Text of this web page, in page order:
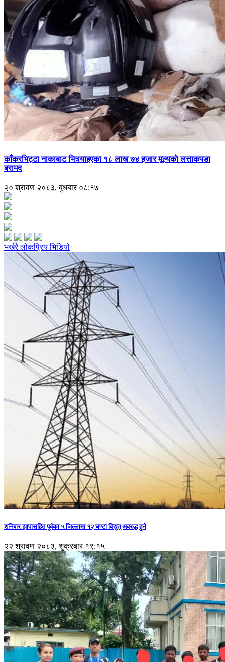
काँकरभिट्टा नाकाबाट भित्र्याइएका १८ लाख ७४ हजार मूल्यकाे लत्ताकपडा
बरामद
२० श्रावण २०८३, बुधबार ०८:१७
भर्खरैलोकप्रियभिडियो
शनिबार झापासहित पूर्वका ५ जिल्लामा १२ घण्टा विद्युत् अवरुद्ध हुने
२२ श्रावण २०८३, शुक्रबार १९:१५